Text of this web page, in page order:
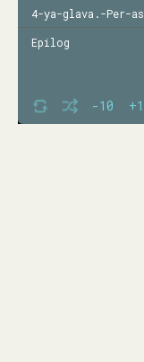
-10
4-ya-glava.-Per-
Epilog